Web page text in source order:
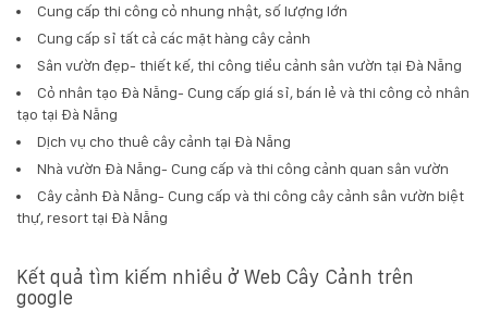
Cung cấp thi công cỏ nhung nhật, số lượng lớn
Cung cấp sỉ tất cả các mặt hàng cây cảnh
Sân vườn đẹp- thiết kế, thi công tiểu cảnh sân vườn tại Đà Nẵng
Cỏ nhân tạo Đà Nẵng- Cung cấp giá sỉ, bán lẻ và thi công cỏ nhân
tạo tại Đà Nẵng
Dịch vụ cho thuê cây cảnh tại Đà Nẵng
Nhà vườn Đà Nẵng- Cung cấp và thi công cảnh quan sân vườn
Cây cảnh Đà Nẵng- Cung cấp và thi công cây cảnh sân vườn biệt
thự, resort tại Đà Nẵng
Kết quả tìm kiếm nhiều ở Web Cây Cảnh trên
google